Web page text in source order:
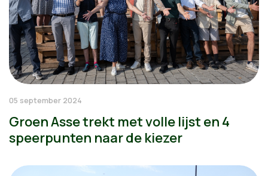
05 september 2024
Groen Asse trekt met volle lijst en 4
speerpunten naar de kiezer